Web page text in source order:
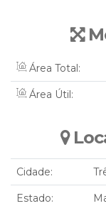
Área Total:
Área Útil:
Cidade:
Estado: